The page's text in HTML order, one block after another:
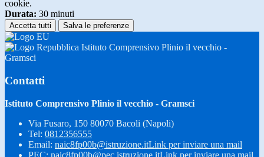
cookie.
Durata: 30 minuti
Accetta tutti Salva le preferenze
Istituto Comprensivo Plinio il vecchio -
Gramsci
Contatti
Istituto Comprensivo Plinio il vecchio - Gramsci
Via Fusaro, 150 80070 Bacoli (Napoli)
Tel: 0812356555
Email: naic8fp00b@istruzione.itLink per inviare una mail
PEC: naic8fp00b@pec.istruzione.itLink per inviare una mail